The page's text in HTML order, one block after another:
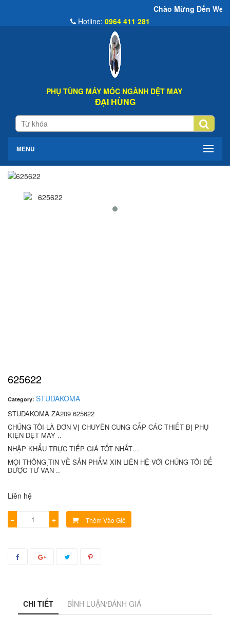
Chào Mừng Đến Website Đại Hùng
Hotline: 0964 411 281
PHỤ TÙNG MÁY MÓC NGÀNH DỆT MAY
ĐẠI HÙNG
MENU
625622
Category: STUDAKOMA
STUDAKOMA ZA209 625622
CHÚNG TÔI LÀ ĐƠN VỊ CHUYÊN CUNG CẤP CÁC THIẾT BỊ PHỤ
KIỆN DỆT MAY ..
NHẬP KHẨU TRỰC TIẾP GIÁ TỐT NHẤT…
MỌI THÔNG TIN VỀ SẢN PHẨM XIN LIÊN HỆ VỚI CHÚNG TÔI ĐỂ
ĐƯỢC TƯ VẤN ..
Liên hệ
− + Thêm Vào Giỏ
CHI TIẾT BÌNH LUẬN/ĐÁNH GIÁ